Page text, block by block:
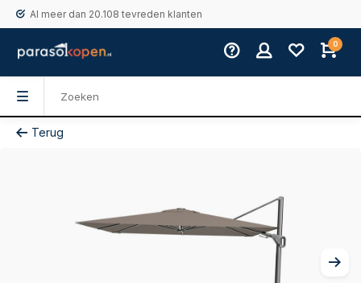
Al meer dan 20.108 tevreden klanten
0
Terug